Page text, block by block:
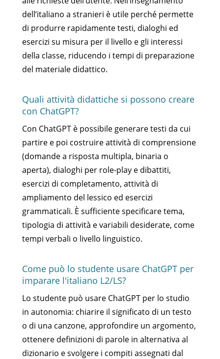
dell’italiano a stranieri è utile perché permette
di produrre rapidamente testi, dialoghi ed
esercizi su misura per il livello e gli interessi
della classe, riducendo i tempi di preparazione
del materiale didattico.
Quali attività didattiche si possono creare
con ChatGPT?
Con ChatGPT è possibile generare testi da cui
partire e poi costruire attività di comprensione
(domande a risposta multipla, binaria o
aperta), dialoghi per role-play e dibattiti,
esercizi di completamento, attività di
ampliamento del lessico ed esercizi
grammaticali. È sufficiente specificare tema,
tipologia di attività e variabili desiderate, come
tempi verbali o livello linguistico.
Come può lo studente usare ChatGPT per
imparare l'italiano L2/LS?
Lo studente può usare ChatGPT per lo studio
in autonomia: chiarire il significato di un testo
o di una canzone, approfondire un argomento,
ottenere definizioni di parole in alternativa al
dizionario e svolgere i compiti assegnati dal